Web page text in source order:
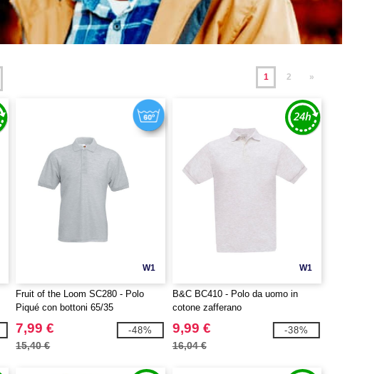
1 2 »
W1
Fruit of the Loom SC280 - Polo
Piqué con bottoni 65/35
7,99 €
15,40 €
-48%
W1
B&C BC410 - Polo da uomo in
cotone zafferano
9,99 €
16,04 €
-38%